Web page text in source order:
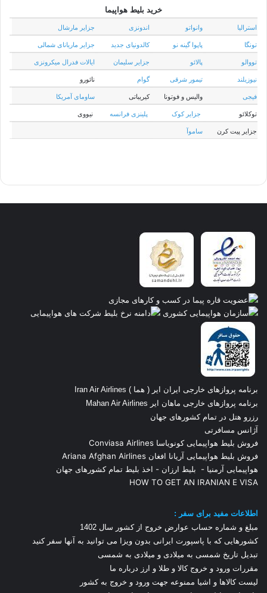
خرید بلیط هواپیما
استرالیا وانواتو اندونزی جزایر مارشال
تونگا پاپوا گینه نو کالدونیای جدید جزایر ماریانای شمالی
تووالو پالائو جزایر سلیمان ایالات فدرال میکرونزی
نیوزیلند تیمور شرقی گوام نائورو
فیجی والیس و فوتونا کیریباتی ساومای آمریکا
توکلائو جزایر کوک پلینزی فرانسه نیووی
جزایر پیت کرن ساموآ
برنامه پروازهای خارجی ایران ایر ( هما ) Iran Air Airlines
برنامه پروازهای خارجی ماهان ایر Mahan Air Airlines
رزرو هتل در تمام کشورهای جهان
آژانس مسافرتی
فروش بلیط هواپیمایی کونویاسا Conviasa Airlines
فروش بلیط هواپیمایی آریانا افغان Ariana Afghan Airlines
هواپیمایی آرمنیا - بلیط ارزان - اخذ بلیط تمام کشورهای جهان
HOW TO GET AN IRANIAN E VISA
اطلاعات مفید برای سفر :
مبلغ و شماره حساب عوارض خروج از کشور سال 1 402
کشورهایی که با پاسپورت ایرانی بدون ویزا می توانید به آنها سفر کنید
تبدیل تاریخ شمسی به میلادی و میلادی به شمسی
مقررات ورود و خروج کالا و طلا و ارز درباره ما
لیست کالاها و اشیا ممنوعه جهت ورود و خروج به کشور